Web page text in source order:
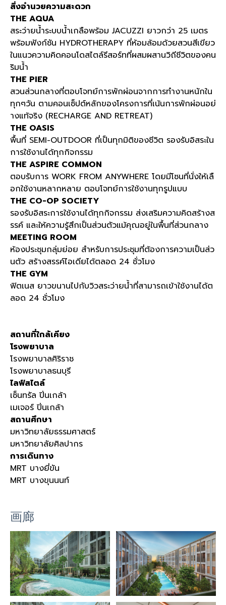
สิ่งอำนวยความสะดวก
THE AQUA
สระว่ายน้ำระบบน้ำเกลือพร้อม JACUZZI ยาวกว่า 25 เมตร
พร้อมฟังก์ชัน HYDROTHERAPY ที่ห้อมล้อมด้วยสวนสีเขียว
ในแนวความคิดคอนโดสไตล์รีสอร์ทที่ผสมผสานวิถีชีวิตของคน
ริมน้ำ
THE PIER
สวนส่วนกลางที่ตอบโจทย์การพักผ่อนจากการทำงานหนักใน
ทุกๆวัน ตามคอนเซ็ปต์หลักของโครงการที่เน้นการพักผ่อนอย่
างแท้จริง (RECHARGE AND RETREAT)
THE OASIS
พื้นที่ SEMI-OUTDOOR ที่เป็นทุกมิติของชีวิต รองรับอิสระใน
การใช้งานได้ทุกกิจกรรม
THE ASPIRE COMMON
ตอบรับการ WORK FROM ANYWHERE โดยมีโซนที่นั่งให้เลื
อกใช้งานหลากหลาย ตอบโจทย์การใช้งานทุกรูปแบบ
THE CO-OP SOCIETY
รองรับอิสระการใช้งานได้ทุกกิจกรรม ส่งเสริมความคิดสร้างส
รรค์ และให้ความรู้สึกเป็นส่วนตัวแม้คุณอยู่ในพื้นที่ส่วนกลาง
MEETING ROOM
ห้องประชุมกลุ่มย่อย สำหรับการประชุมที่ต้องการความเป็นส่ว
นตัว สร้างสรรค์ไอเดียได้ตลอด 24 ชั่วโมง
THE GYM
ฟิตเนส ยาวขนานไปกับวิวสระว่ายน้ำที่สามารถเข้าใช้งานได้ต
ลอด 24 ชั่วโมง
สถานที่ใกล้เคียง
โรงพยาบาล
โรงพยาบาลศิริราช
โรงพยาบาลธนบุรี
ไลฟ์สไตล์
เซ็นทรัล ปิ่นเกล้า
เมเจอร์ ปิ่นเกล้า
สถานศึกษา
มหาวิทยาลัยธรรมศาสตร์
มหาวิทยาลัยศิลปากร
การเดินทาง
MRT บางยี่ขัน
MRT บางขุนนนท์
画廊